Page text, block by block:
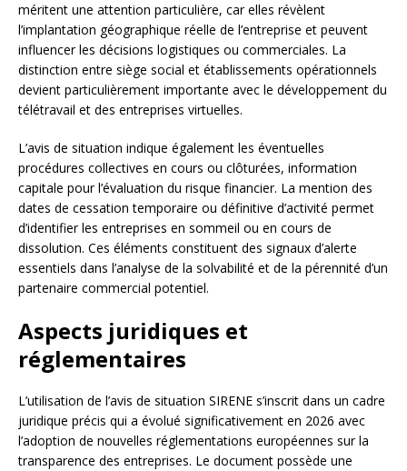
méritent une attention particulière, car elles révèlent
l’implantation géographique réelle de l’entreprise et peuvent
influencer les décisions logistiques ou commerciales. La
distinction entre siège social et établissements opérationnels
devient particulièrement importante avec le développement du
télétravail et des entreprises virtuelles.
L’avis de situation indique également les éventuelles
procédures collectives en cours ou clôturées, information
capitale pour l’évaluation du risque financier. La mention des
dates de cessation temporaire ou définitive d’activité permet
d’identifier les entreprises en sommeil ou en cours de
dissolution. Ces éléments constituent des signaux d’alerte
essentiels dans l’analyse de la solvabilité et de la pérennité d’un
partenaire commercial potentiel.
Aspects juridiques et
réglementaires
L’utilisation de l’avis de situation SIRENE s’inscrit dans un cadre
juridique précis qui a évolué significativement en 2026 avec
l’adoption de nouvelles réglementations européennes sur la
transparence des entreprises. Le document possède une